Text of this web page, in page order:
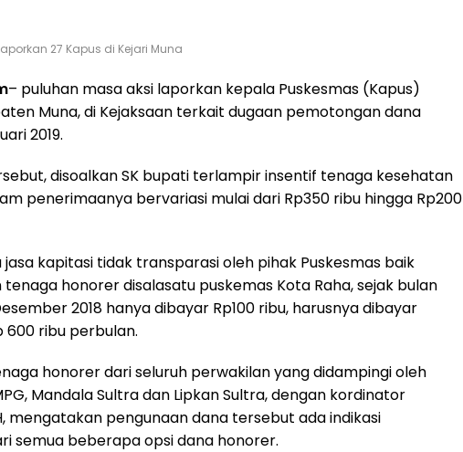
27 Kapus di Kejari Muna
– puluhan masa aksi laporkan kepala Puskesmas (Kapus)
Muna, di Kejaksaan terkait dugaan pemotongan dana
2019.
disoalkan SK bupati terlampir insentif tenaga kesehatan
penerimaanya bervariasi mulai dari Rp350 ribu hingga Rp200
jasa kapitasi tidak transparasi oleh pihak Puskesmas baik
tenaga honorer disalasatu puskemas Kota Raha, sejak bulan
2018 hanya dibayar Rp100 ribu, harusnya dibayar
600 ribu perbulan.
honorer dari seluruh perwakilan yang didampingi oleh
Mandala Sultra dan Lipkan Sultra, dengan kordinator
mengatakan pengunaan dana tersebut ada indikasi
semua beberapa opsi dana honorer.